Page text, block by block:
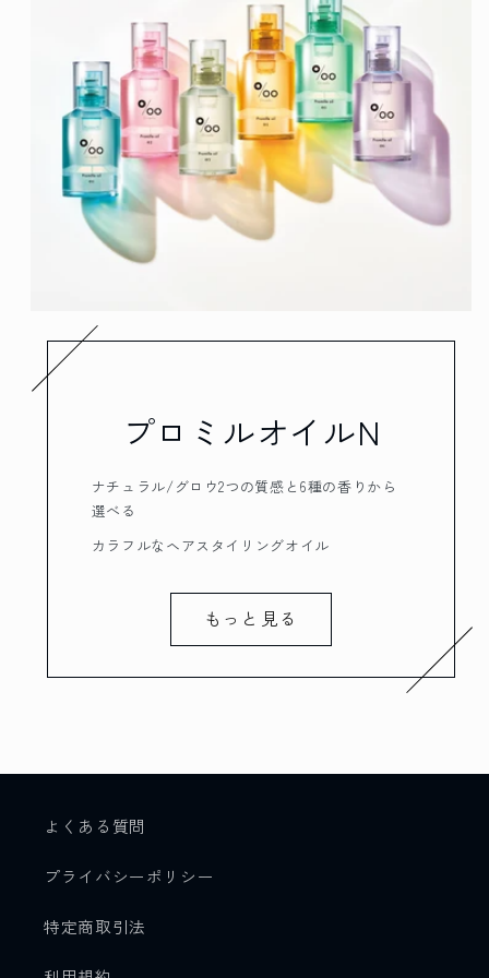
プロミルオイルN
ナチュラル/グロウ2つの質感と6種の香りから
選べる
カラフルなヘアスタイリングオイル
もっと見る
よくある質問
プライバシーポリシー
特定商取引法